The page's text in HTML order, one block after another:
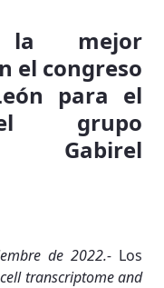
mejor
el congreso
para el
grupo
Gabirel
de 2022.- Los
transcriptome and